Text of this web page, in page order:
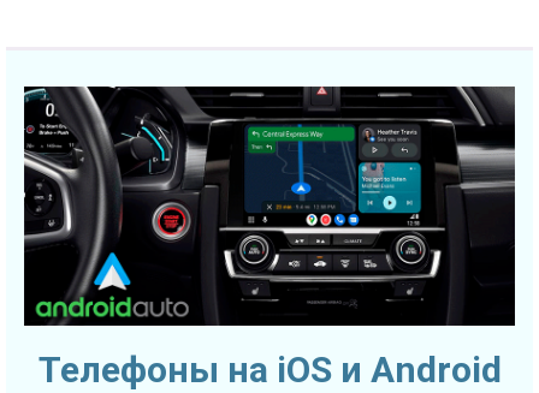
Телефоны на iOS и Android